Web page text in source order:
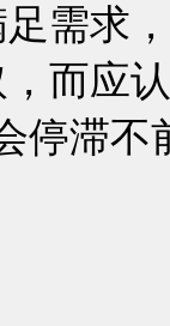
需求
而应
停滞不